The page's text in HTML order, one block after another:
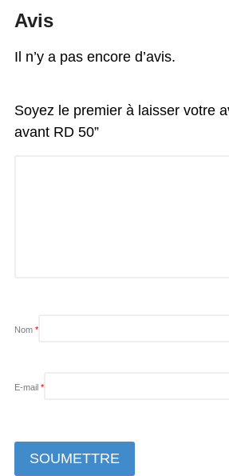
Avis
Il n’y a pas encore d’avis.
Soyez le premier à laisser votre
avant RD 50”
Nom *
E-mail *